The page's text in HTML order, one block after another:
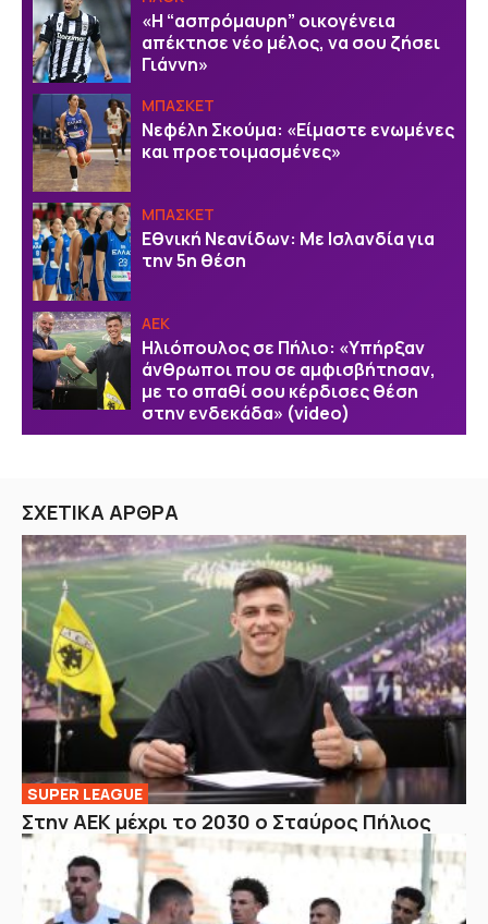
«Η “ασπρόμαυρη” οικογένεια
απέκτησε νέο μέλος, να σου ζήσει
Γιάννη»
ΜΠΑΣΚΕΤ
Νεφέλη Σκούμα: «Είμαστε ενωμένες
και προετοιμασμένες»
ΜΠΑΣΚΕΤ
Εθνική Νεανίδων: Με Ισλανδία για
την 5η θέση
ΑΕΚ
Ηλιόπουλος σε Πήλιο: «Υπήρξαν
άνθρωποι που σε αμφισβήτησαν,
με το σπαθί σου κέρδισες θέση
στην ενδεκάδα» (video)
ΣΧΕΤΙΚΑ ΑΡΘΡΑ
SUPER LEAGUE
Στην AEK μέχρι το 2030 ο Σταύρος Πήλιος